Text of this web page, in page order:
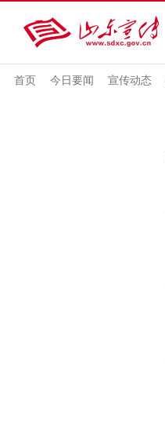
首页 今日要闻 宣传动态